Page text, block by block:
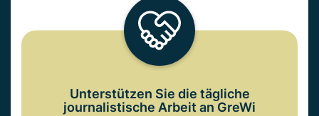
Unterstützen Sie die tägliche
journalistische Arbeit an GreWi